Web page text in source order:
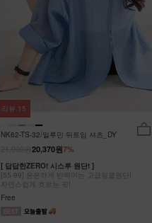
NK62-TS-32/일루민 뒤트임 셔츠_DY
7%
20,370원
[ 답답한ZERO! 시스루 원단! ]
[55-99] 은은하게 반짝이는 고급링클원단!
자연스럽게 흐르는 핏!
Free
리뷰 15